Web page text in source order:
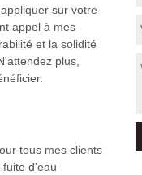
sur votre
appel à mes
et la solidité
plus,
tous mes clients
d'eau